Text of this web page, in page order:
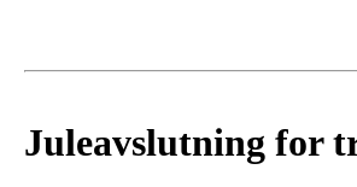
Juleavslutning for